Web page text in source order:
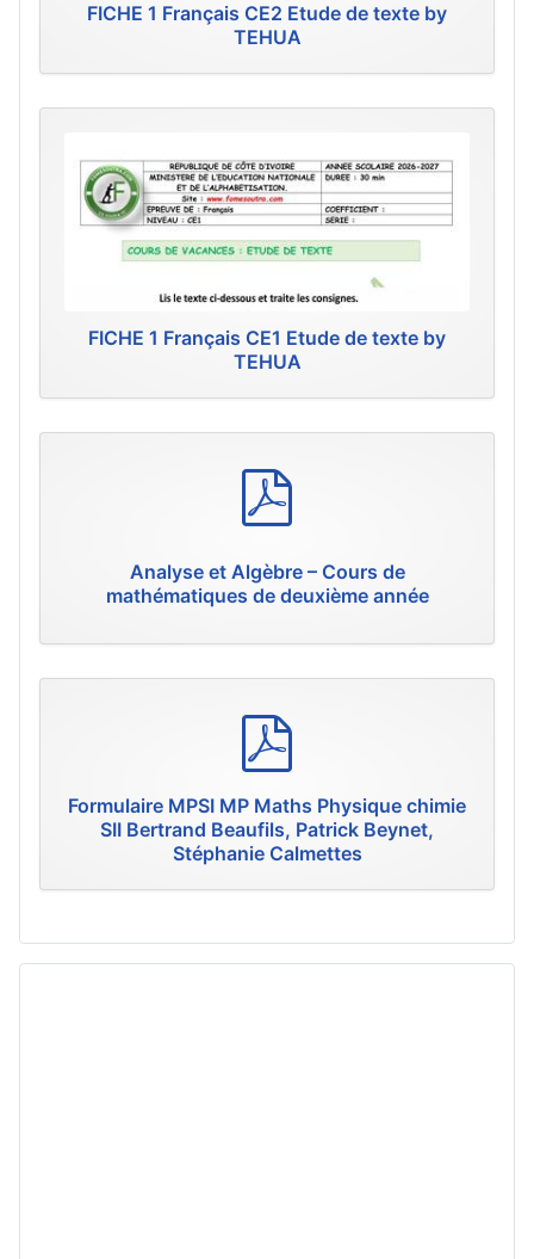
FICHE 1 Français CE2 Etude de texte by
TEHUA
FICHE 1 Français CE1 Etude de texte by
TEHUA
Analyse et Algèbre – Cours de
mathématiques de deuxième année
Formulaire MPSI MP Maths Physique chimie
SII Bertrand Beaufils, Patrick Beynet,
Stéphanie Calmettes